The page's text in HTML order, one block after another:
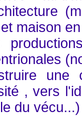
maison
, vers
du vécu...)